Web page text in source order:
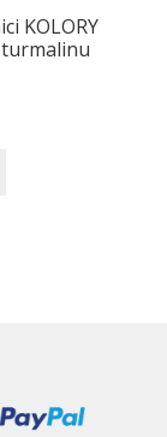
KOLORY
turmalinu
produktu